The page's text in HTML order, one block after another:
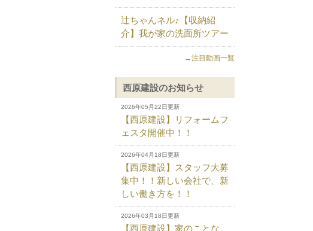
辻ちゃんネル♪【収納紹
介】我が家の洗面所ツアー
→注目動画一覧
西原建設のお知らせ
2026年05月22日更新
【西原建設】リフォームフ
ェスタ開催中！！
2026年04月18日更新
【西原建設】スタッフ大募
集中！！新しい会社で、新
しい働き方を！！
2026年03月18日更新
【西原建設】家のことな